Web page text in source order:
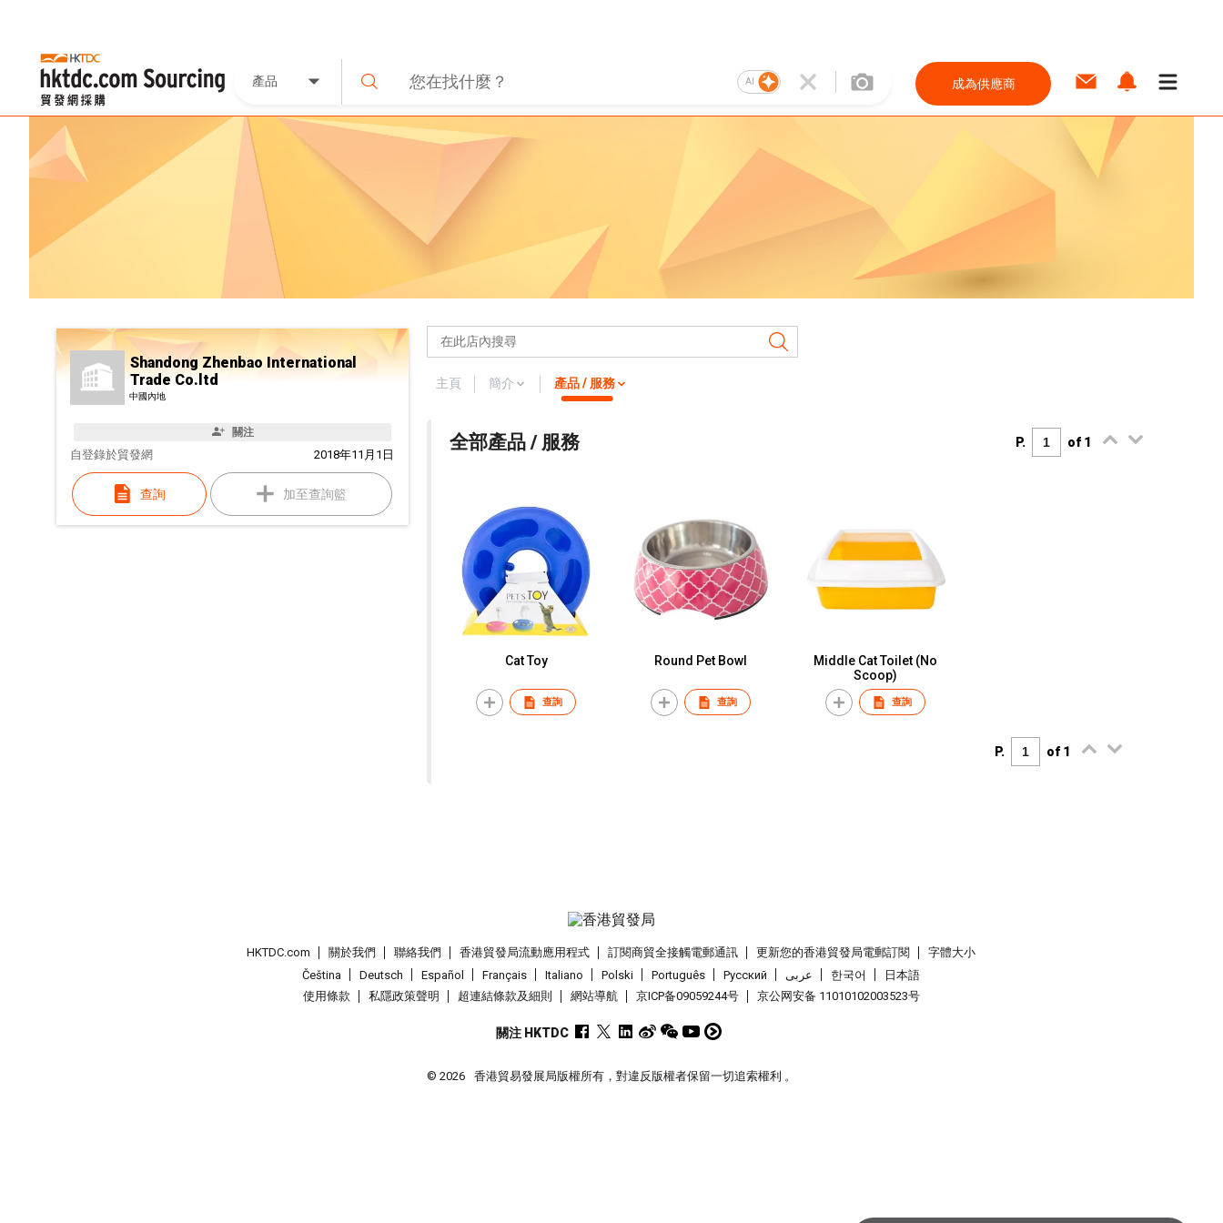
產品 AI 成為供應商
Shandong Zhenbao International
Trade Co.ltd
中國內地
關注
自 2018年11月1日
登錄於貿發網
查詢 加至查詢籃
主頁 簡介 產品 / 服務
全部產品 / 服務 P. of 1
Cat Toy
查詢
Round Pet Bowl
查詢
Middle Cat Toilet (No
Scoop)
查詢
P. of 1
HKTDC.com 關於我們 聯絡我們 香港貿發局流動應用程式 訂閱商貿全接觸電郵通訊 更新您的香港貿發局電郵訂閱
字體大小
Čeština
Deutsch Español Français Italiano Polski Português Pусский عربى 한국어
日本語
使用條款
私隱政策聲明 超連結條款及細則 網站導航 京ICP备09059244号 京公网安备 11010102003523号
關注 HKTDC
© 2026 香港貿易發展局版權所有，對違反版權者保留一切追索權利 。